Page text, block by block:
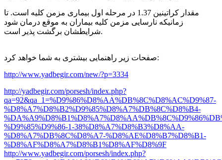
مقدار کراتینین 1.37 در مرحله اول بیماری مزمن کلیه است. تا
زمانیکه نارسایی مزمن کلیه بیماران به موقع درمان شود
شرایطشان برگشت پذیر است.
صفحات زیر راهنمایی بیشتری به شما خواهد کرد:
http://www.yadbegir.com/new/?p=3334
http://yadbegir.com/porsesh/index.php?
qa=92&qa_1=%D9%86%D8%AA%DB%8C%D8%AC%D9%87-
%D8%A7%D8%B2%D9%85%D8%A7%DB%8C%D8%B4-
%D9%85%D9%86-1-38%D8%A7%D8%B3%D8%AA-
%D8%A7%DB%8C%D8%A7-%D8%AE%D8%B7%D8%B1-
%D8%AF%D8%A7%D8%B1%D8%AF%D8%9F
http://www.yadbegir.com/porsesh/index.php?